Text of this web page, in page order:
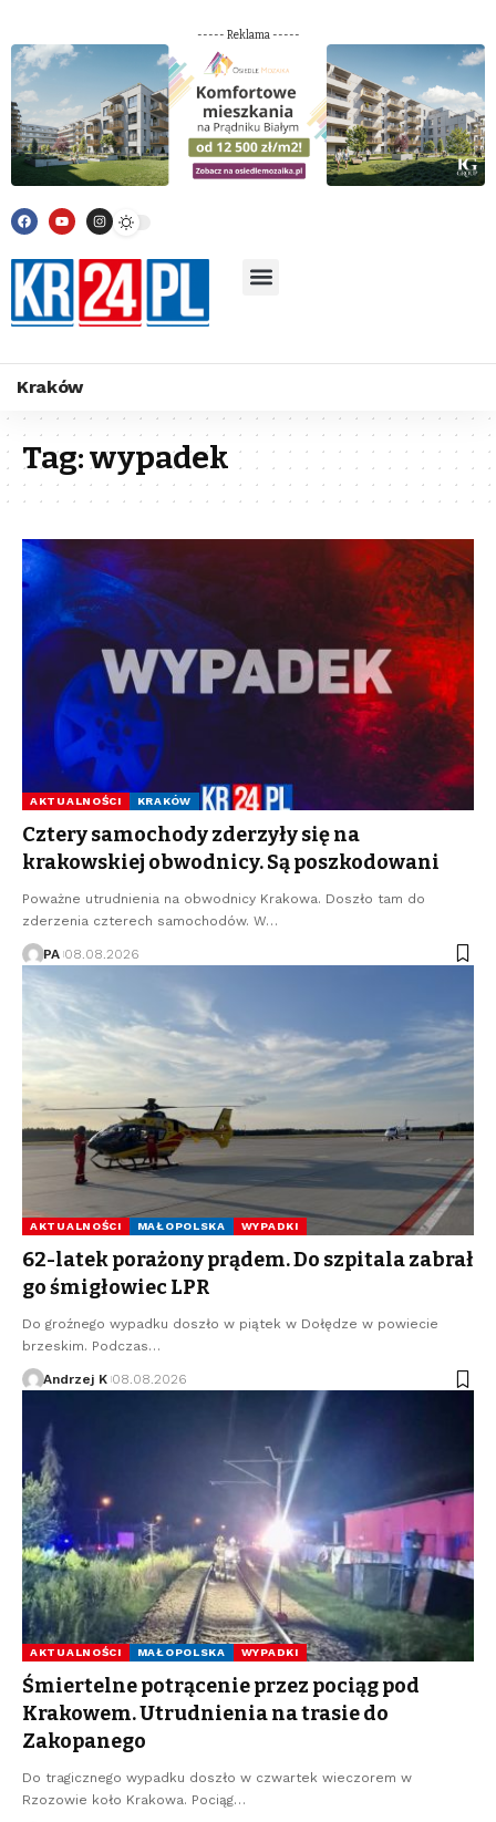
----- Reklama -----
Kraków
Tag:wypadek
AKTUALNOŚCI KRAKÓW
Cztery samochody zderzyły się na
krakowskiej obwodnicy. Są poszkodowani
Poważne utrudnienia na obwodnicy Krakowa. Doszło tam do
zderzenia czterech samochodów. W…
PA 08.08.2026
AKTUALNOŚCI MAŁOPOLSKA WYPADKI
62-latek porażony prądem. Do szpitala zabrał
go śmigłowiec LPR
Do groźnego wypadku doszło w piątek w Dołędze w powiecie
brzeskim. Podczas…
Andrzej K 08.08.2026
AKTUALNOŚCI MAŁOPOLSKA WYPADKI
Śmiertelne potrącenie przez pociąg pod
Krakowem. Utrudnienia na trasie do
Zakopanego
Do tragicznego wypadku doszło w czwartek wieczorem w
Rzozowie koło Krakowa. Pociąg…